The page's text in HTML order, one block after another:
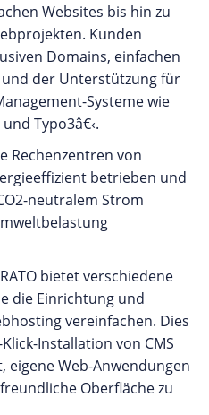
Websites bis hin zu
Kunden
Domains, einfachen
der Unterstützung für
Systeme wie
Typo3â€‹.
Rechenzentren von
betrieben und
neutralem Strom
bietet verschiedene
die Einrichtung und
vereinfachen. Dies
Installation von CMS
eigene Web-Anwendungen
Oberfläche zu